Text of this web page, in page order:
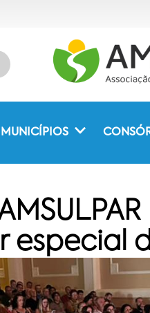
MUNICÍPIOS